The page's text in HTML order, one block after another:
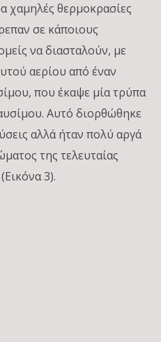
χαμηλές θερμοκρασίες
σε κάποιους
να διασταλούν, με
αερίου από έναν
που έκαψε μία τρύπα
Αυτό διορθώθηκε
αλλά ήταν πολύ αργά
της τελευταίας
3).